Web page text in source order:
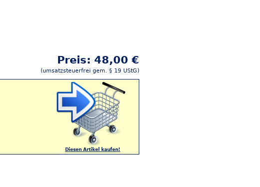
Preis: 48,00 €
(umsatzsteuerfrei gem. § 19 UStG)
Diesen Artikel kaufen!